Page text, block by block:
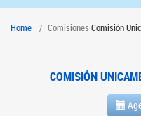
Home Comisiones Comisión
COMISIÓN